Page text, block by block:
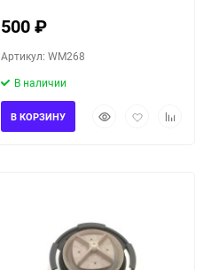
500₽
Артикул: WM268
В наличии
БыстрыйДобавитьДобавить
В КОРЗИНУ